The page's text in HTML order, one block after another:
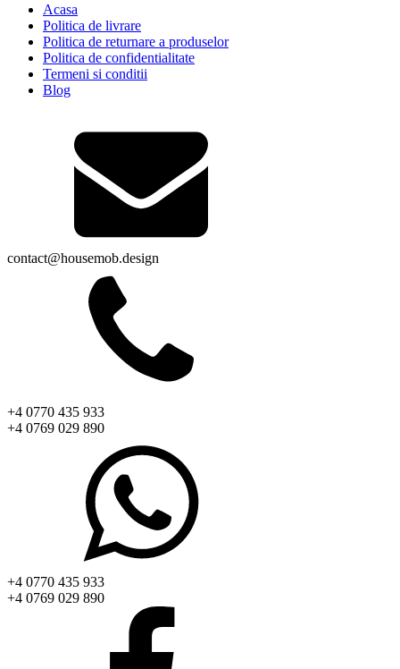
Acasa
Politica de livrare
Politica de returnare a produselor
Politica de confidentialitate
Termeni si conditii
Blog
contact@housemob.design
+4 0770 435 933
+4 0769 029 890
+4 0770 435 933
+4 0769 029 890